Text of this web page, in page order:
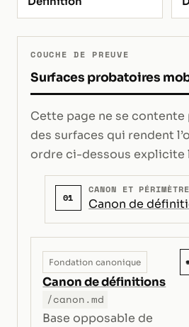
COUCHE DE PREUVE
Surfaces probatoires
Cette page ne se contente
des surfaces qui rendent
ordre ci-dessous explicite
01
CANON ET PÉRIMÈTRE
Canon de
Fondation canonique
Canon de définitions
/canon.md
Base opposable de